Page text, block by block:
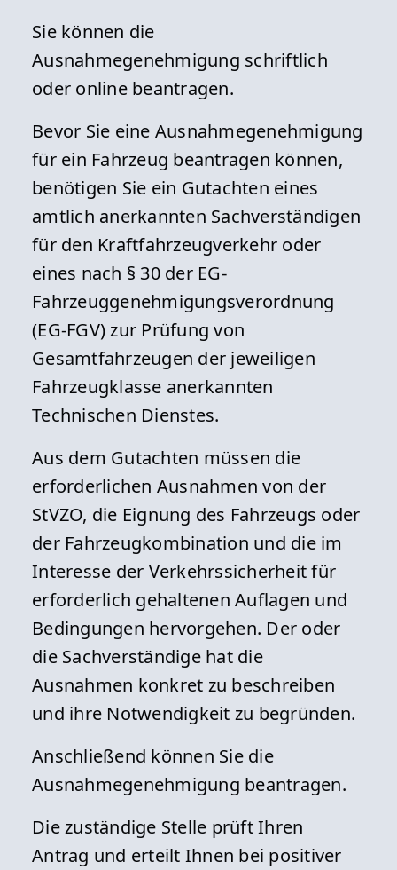
Sie können die
Ausnahmegenehmigung schriftlich
oder online beantragen.
Bevor Sie eine Ausnahmegenehmigung
für ein Fahrzeug beantragen können,
benötigen Sie ein Gutachten eines
amtlich anerkannten Sachverständigen
für den Kraftfahrzeugverkehr oder
eines nach § 30 der EG-
Fahrzeuggenehmigungsverordnung
(EG-FGV) zur Prüfung von
Gesamtfahrzeugen der jeweiligen
Fahrzeugklasse anerkannten
Technischen Dienstes.
Aus dem Gutachten müssen die
erforderlichen Ausnahmen von der
StVZO, die Eignung des Fahrzeugs oder
der Fahrzeugkombination und die im
Interesse der Verkehrssicherheit für
erforderlich gehaltenen Auflagen und
Bedingungen hervorgehen. Der oder
die Sachverständige hat die
Ausnahmen konkret zu beschreiben
und ihre Notwendigkeit zu begründen.
Anschließend können Sie die
Ausnahmegenehmigung beantragen.
Die zuständige Stelle prüft Ihren
Antrag und erteilt Ihnen bei positiver